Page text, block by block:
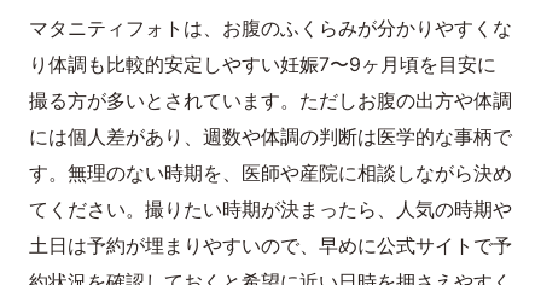
マタニティフォトは、お腹のふくらみが分かりやすくな
り体調も比較的安定しやすい妊娠7〜9ヶ月頃を目安に
撮る方が多いとされています。ただしお腹の出方や体調
には個人差があり、週数や体調の判断は医学的な事柄で
す。無理のない時期を、医師や産院に相談しながら決め
てください。撮りたい時期が決まったら、人気の時期や
土日は予約が埋まりやすいので、早めに公式サイトで予